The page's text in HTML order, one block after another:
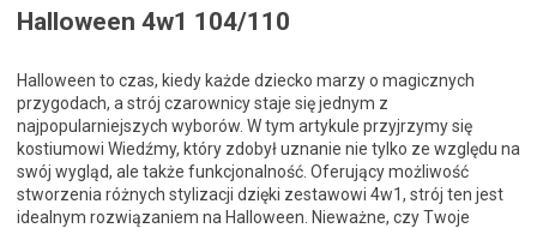
Halloween 4w1 104/110
Halloween to czas, kiedy każde dziecko marzy o magicznych
przygodach, a strój czarownicy staje się jednym z
najpopularniejszych wyborów. W tym artykule przyjrzymy się
kostiumowi Wiedźmy, który zdobył uznanie nie tylko ze względu na
swój wygląd, ale także funkcjonalność. Oferujący możliwość
stworzenia różnych stylizacji dzięki zestawowi 4w1, strój ten jest
idealnym rozwiązaniem na Halloween. Nieważne, czy Twoje